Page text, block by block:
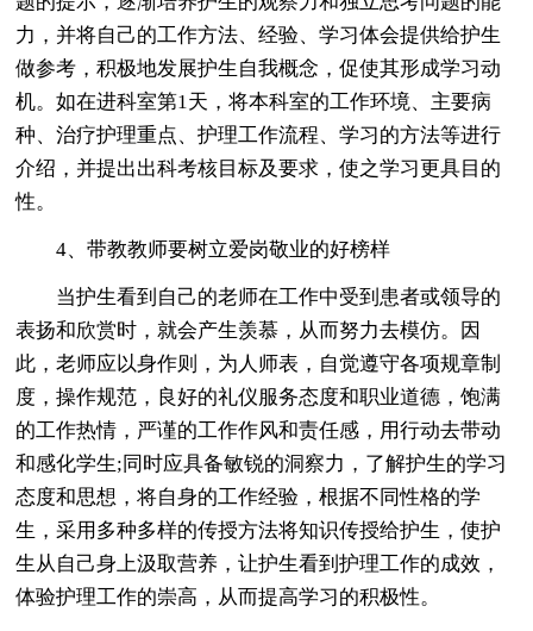
力，并将自己的工作方法、经验、学习体会提供给护生
做参考，积极地发展护生自我概念，促使其形成学习动
机。如在进科室第1天，将本科室的工作环境、主要病
种、治疗护理重点、护理工作流程、学习的方法等进行
介绍，并提出出科考核目标及要求，使之学习更具目的
性。
4、带教教师要树立爱岗敬业的好榜样
当护生看到自己的老师在工作中受到患者或领导的
表扬和欣赏时，就会产生羡慕，从而努力去模仿。因
此，老师应以身作则，为人师表，自觉遵守各项规章制
度，操作规范，良好的礼仪服务态度和职业道德，饱满
的工作热情，严谨的工作作风和责任感，用行动去带动
和感化学生;同时应具备敏锐的洞察力，了解护生的学习
态度和思想，将自身的工作经验，根据不同性格的学
生，采用多种多样的传授方法将知识传授给护生，使护
生从自己身上汲取营养，让护生看到护理工作的成效，
体验护理工作的崇高，从而提高学习的积极性。